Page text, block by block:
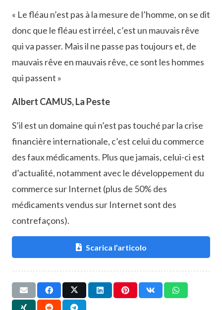
« Le fléau n’est pas à la mesure de l’homme, on se dit
donc que le fléau est irréel, c’est un mauvais rêve
qui va passer. Mais il ne passe pas toujours et, de
mauvais rêve en mauvais rêve, ce sont les hommes
qui passent »
Albert CAMUS, La Peste
S’il est un domaine qui n’est pas touché par la crise
financière internationale, c’est celui du commerce
des faux médicaments. Plus que jamais, celui-ci est
d’actualité, notamment avec le développement du
commerce sur Internet (plus de 50% des
médicaments vendus sur Internet sont des
contrefaçons).
Scarica l’articolo